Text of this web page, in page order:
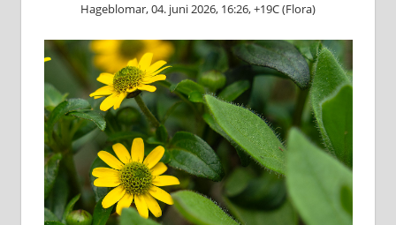
Hageblomar, 04. juni 2026, 16:26, +19C (Flora)